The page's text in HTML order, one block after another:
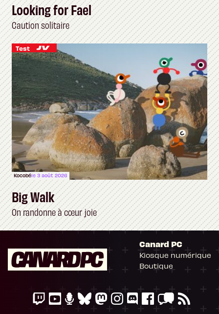
Looking for Fael
Caution solitaire
Test
Kocobéle 3 août 2026
Big Walk
On randonne à cœur joie
Canard PC
Kiosque numérique
Boutique